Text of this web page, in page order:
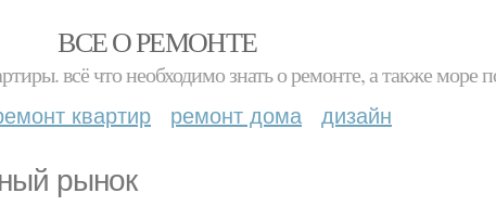
ВСЕ О РЕМОНТЕ
всё что необходимо знать о ремонте, а также
квартир ремонт дома дизайн
рынок